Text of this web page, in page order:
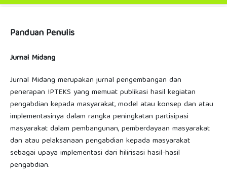
Panduan Penulis
Jurnal Midang
Jurnal Midang merupakan jurnal pengembangan dan
penerapan IPTEKS yang memuat publikasi hasil kegiatan
pengabdian kepada masyarakat, model atau konsep dan atau
implementasinya dalam rangka peningkatan partisipasi
masyarakat dalam pembangunan, pemberdayaan masyarakat
dan atau pelaksanaan pengabdian kepada masyarakat
sebagai upaya implementasi dari hilirisasi hasil-hasil
pengabdian.